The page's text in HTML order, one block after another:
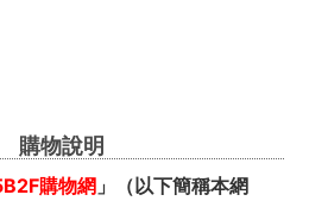
購物說明
購物網」（以下簡稱本網